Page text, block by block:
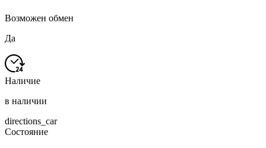
Возможен обмен
Да
Наличие
в наличии
directions_car
Состояние